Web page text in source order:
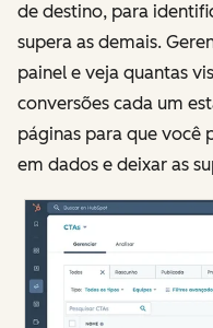
de destino, para
supera as demais.
painel e veja quantas
conversões cada um
páginas para que você
em dados e deixar as